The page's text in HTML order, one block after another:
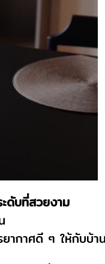
ดับที่สวยงาม
ากาศดี ๆ ให้กับบ้าน